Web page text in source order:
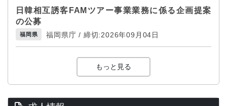
日韓相互誘客FAMツアー事業業務に係る企画提案
の公募
福岡県 福岡県庁 / 締切:2026年09月04日
もっと見る